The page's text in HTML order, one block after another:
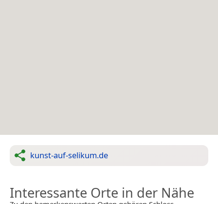
kunst-auf-selikum.de
Interessante Orte in der Nähe